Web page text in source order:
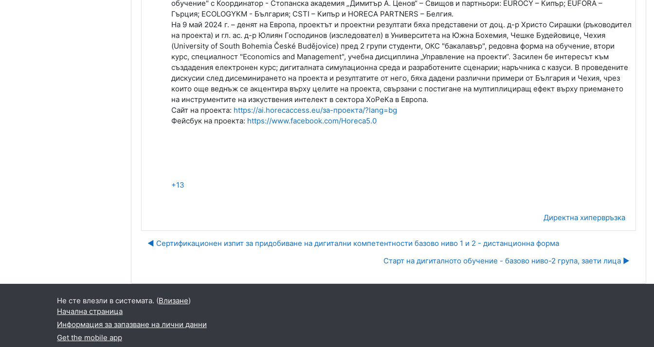
обучение" с Координатор - Стопанска академия „Димитър А. Ценов“ – Свищов и партньори: EUROCY – Кипър; EUFORA –
Гърция; ECOLOGYKM - България; CSTI – Кипър и HORECA PARTNERS – Белгия.
На 9 май 2024 г. – денят на Европа, проектът и проектни резултати бяха представени от доц. д-р Христо Сирашки (ръководител
на проекта) и гл. ас. д-р Юлиян Господинов (изследовател) в Университета на Южна Бохемия, Чешке Будейовице, Чехия
(University of South Bohemia České Budějovice) пред 2 групи студенти, ОКС "бакалавър", редовна форма на обучение, втори
курс, специалност "Economics and Management", учебна дисциплина „Управление на проекти“. Засилен бе интересът към
създадения електронен курс; дигиталната симулационна среда и разработените сценарии; наръчника с казуси. В проведените
дискусии след дисеминирането на проекта и резултатите от него, бяха дадени различни примери от България и Чехия, чрез
които още веднъж се акцентира върху целите на проекта, свързани с постигане на мултиплициращ ефект върху приемането
на инструментите на изкуствения интелект в сектора ХоРеКа в Европа.
Сайт на проекта: https://ai.horecaccess.eu/за-проекта/?lang=bg
Фейсбук на проекта: https://www.facebook.com/Horeca5.0
+13
Директна хипервръзка
◀︎ Сертификационен изпит за придобиване на дигитални компетентности базово ниво 1 и 2 - дистанционна форма
Старт на дигиталното обучение - базово ниво-2 група, заети лица ▶︎
Не сте влезли в системата. (Влизане)
Начална страница
Информация за запазване на лични данни
Get the mobile app